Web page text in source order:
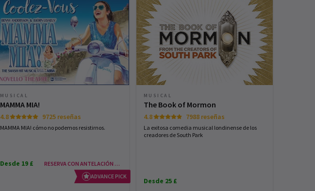
MUSICAL
MAMMA MIA!
4.8 9725 reseñas
MAMMA MIA! cómo no podemos resistirnos.
Desde 19 £
RESERVA CON ANTELACIÓN Y AHORRA
ADVANCE PICK
MUSICAL
The Book of Mormon
4.8 7988 reseñas
La exitosa comedia musical londinense de los
creadores de South Park
Desde 25 £